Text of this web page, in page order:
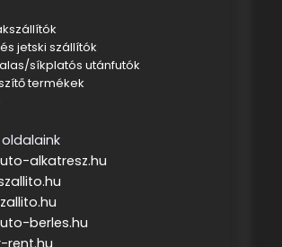
jetski szállítók
síkplatós utánfutók
termékek
alkatresz.hu
berles.hu